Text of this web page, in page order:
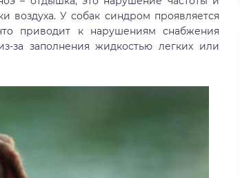
воздуха. У собак синдром проявляется
приводит к нарушениям снабжения
за заполнения жидкостью легких или